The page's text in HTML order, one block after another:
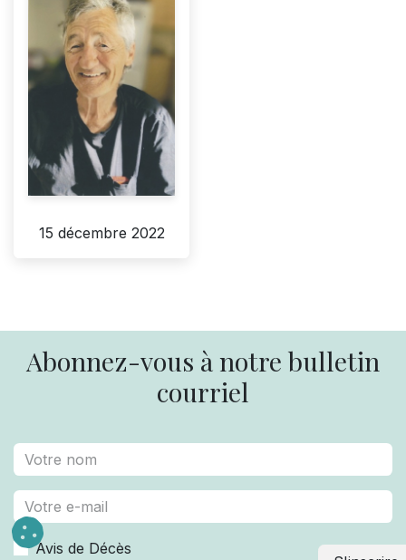
15 décembre 2022
Abonnez-vous à notre bulletin
courriel
Avis de Décès